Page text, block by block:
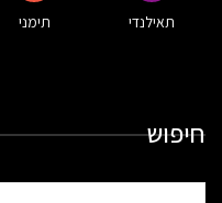
תאילנדי תימני
חיפוש